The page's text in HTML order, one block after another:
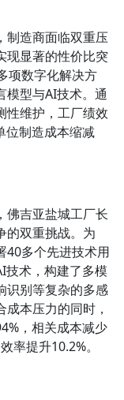
制造商面临双重压
现显著的性价比突
项数字化解决方
模型与AI技术。通
性维护，工厂绩效
位制造成本缩减
佛吉亚盐城工厂长
的双重挑战。为
40多个先进技术用
技术，构建了多模
识别等复杂的多感
本压力的同时，
，相关成本减少
率提升10.2%。